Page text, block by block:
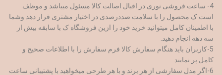
4- ساعت فروشی نوری در اقبال اصالت کالا مسئول میباشد و موظف
است ک محصول را با سلامت صددرصدی در اختیار مشتری قرار دهد وشما
با اطمینان کامل میتوانید خرید خود را ازین فروشگاه ک با سابقه بیش از
سه دهه انجام دهید.
5-کاربران باید هنگام سفارش کالا فرم سفارش را با اطلاعات صحیح و
کامل پر نمایند
6-اگر مدل سفارشی از هر برند و با هر طرحی میخواهید با پشتیبانی ساعت